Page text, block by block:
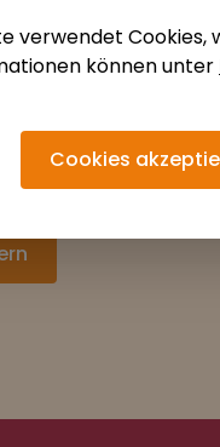
Bewerbung
verwendet Cookies,
können unter
Cookies